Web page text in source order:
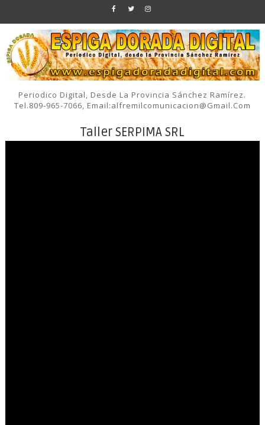
Periodico Digital, Desde La Provincia Sánchez Ramírez.
Tel.809-965-7066, Email:alfremilcomunicacion@gmail.com
Taller SERPIMA SRL